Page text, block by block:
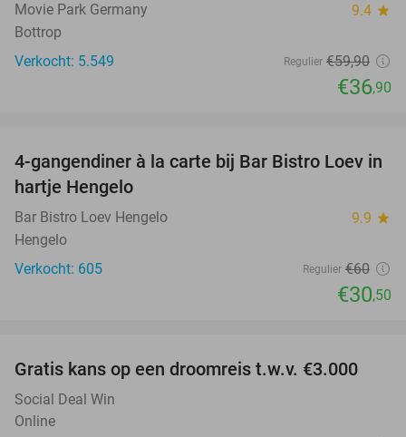
Movie Park Germany 9.4 star
Bottrop
Verkocht: 5.549
Regulier €59,90
€36,90
49%
4-gangendiner à la carte bij Bar Bistro Loev in
hartje Hengelo
Bar Bistro Loev Hengelo 9.9 star
Hengelo
Verkocht: 605
Regulier €60
€30,50
Gratis kans op een droomreis t.w.v. €3.000
Social Deal Win
Online